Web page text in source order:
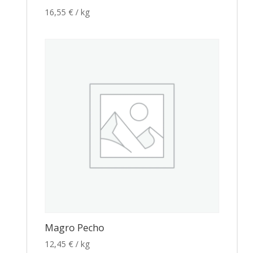
16,55 € / kg
Magro Pecho
12,45 € / kg